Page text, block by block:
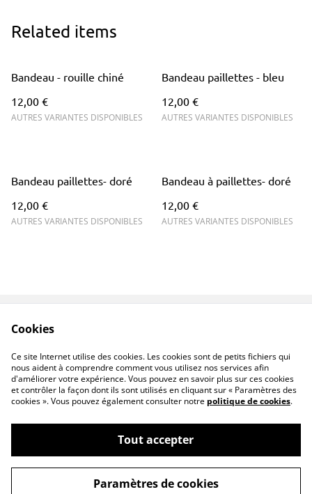
Related items
Bandeau - rouille chiné
12,00 €
AUTRES VARIANTES DISPONIBLES
Bandeau paillettes - bleu
12,00 €
AUTRES VARIANTES DISPONIBLES
Bandeau paillettes- doré
12,00 €
AUTRES VARIANTES DISPONIBLES
Bandeau à paillettes- doré
12,00 €
AUTRES VARIANTES DISPONIBLES
confidentialité
©2026PENNTOK
Cookies
Ce site Internet utilise des cookies. Les cookies sont de petits fichiers qui
nous aident à comprendre comment vous utilisez nos services afin
d'améliorer votre expérience. Vous pouvez en savoir plus sur ces cookies
et contrôler la façon dont ils sont utilisés en cliquant sur « Paramètres des
cookies ». Vous pouvez également consulter notre politique de cookies.
Tout accepter
Paramètres de cookies